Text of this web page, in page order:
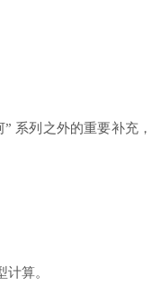
系列之外的重要补充，
算。